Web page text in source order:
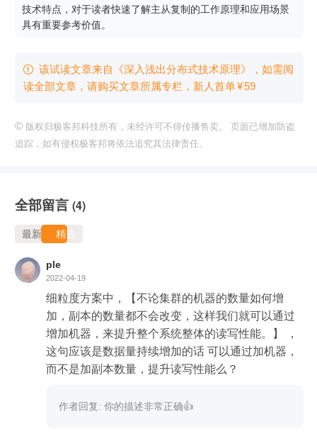
技术特点，对于读者快速了解主从复制的工作原理和应用场景
具有重要参考价值。
 该试读文章来自《深入浅出分布式技术原理》，如需阅
读全部文章，请购买文章所属专栏 ，新⼈⾸单¥59
© 版权归极客邦科技所有，未经许可不得传播售卖。 页面已增加防盗
追踪，如有侵权极客邦将依法追究其法律责任。
全部留言 (4)
最新 精选
ple
2022-04-19
细粒度方案中，【不论集群的机器的数量如何增
加，副本的数量都不会改变，这样我们就可以通过
增加机器，来提升整个系统整体的读写性能。】 ，
这句应该是数据量持续增加的话 可以通过加机器，
而不是加副本数量，提升读写性能么？
作者回复: 你的描述非常正确👍